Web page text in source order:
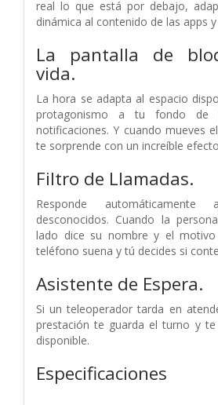
real lo que está por debajo,
dinámica al contenido de las apps
La pantalla de
vida.
La hora se adapta al espacio
protagonismo a tu fondo
notificaciones. Y cuando mueves
te sorprende con un increíble
Filtro de Llamadas.
Responde
desconocidos. Cuando la
lado dice su nombre y el
teléfono suena y tú decides si
Asistente de Espera.
Si un teleoperador tarda en
prestación te guarda el turno y
disponible.
Especificaciones